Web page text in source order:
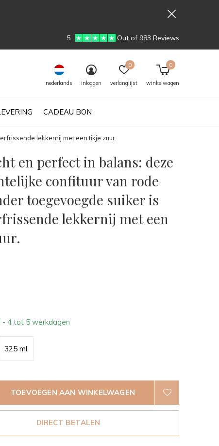
CADEAU BON
nederlands inloggen verlanglijst
0
winkelwagen
0
5 Out of 983 Reviews
lekkernij met een tikje zuur.
en perfect in balans: deze
confituur van rode
toegevoegde suiker is
lekkernij met een
- 4 tot 5 werkdagen
325 ml
TOEVOEGEN AAN WINKELWAGEN
DIRECT BETALEN